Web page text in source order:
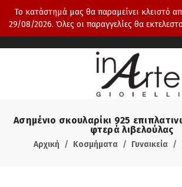
Το κατάστημά μας θα παραμείνει κλειστό
29/08/2026. Όλες οι παραγγελίες θα
Ασημένιο σκουλαρίκι 925
φτερά λιβελούλας
Αρχική Κοσμήματα Γυναικεία